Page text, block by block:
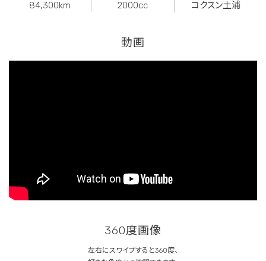
84,300km 2000cc コクスン土浦
動画
360度画像
左右にスワイプすると360度、